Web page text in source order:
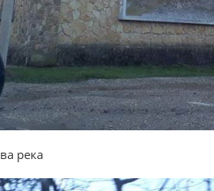
река